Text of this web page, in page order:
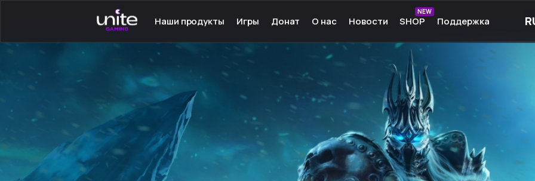
Наши продукты
Launcher для Android
TeamSpeak для PC
Mumble для Android
Покупка игр
Ключ - Steam
Игры
Сетевые игры
Одиночные игры
Программы для игр
Игры на Android
Инструкции к играм
Донат О нас
Культура
Партнёры
Карьера
Ресурсы
Сообщество
Новости SHOP
NEW
Поддержка